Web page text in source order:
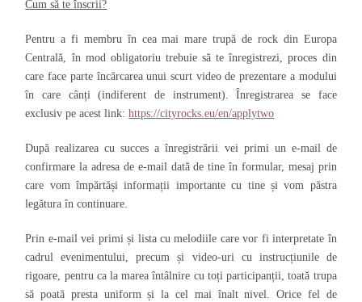
Cum să te înscrii?
Pentru a fi membru în cea mai mare trupă de rock din Europa
Centrală, în mod obligatoriu trebuie să te înregistrezi, proces din
care face parte încărcarea unui scurt video de prezentare a modului
în care cânți (indiferent de instrument). Înregistrarea se face
exclusiv pe acest link:https://cityrocks.eu/en/applytwo
După realizarea cu succes a înregistrării vei primi un e-mail de
confirmare la adresa de e-mail dată de tine în formular, mesaj prin
care vom împărtăși informații importante cu tine și vom păstra
legătura în continuare.
Prin e-mail vei primi și lista cu melodiile care vor fi interpretate în
cadrul evenimentului, precum și video-uri cu instrucțiunile de
rigoare, pentru ca la marea întâlnire cu toți participanții, toată trupa
să poată presta uniform și la cel mai înalt nivel. Orice fel de